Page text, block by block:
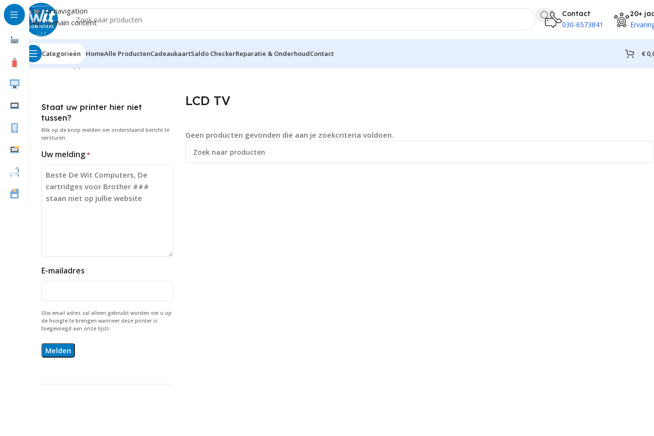
Skip to navigation
Skip to main content
Contact
030-6573841
20+
Categorieën HomeAlle ProductenCadeaukaartSaldo CheckerReparatie & OnderhoudContact €
Home Randapparatuur
Staat uw printer hier niet
tussen?
Klik op de knop melden om onderstaand bericht te
versturen.
Uw melding*
E-mailadres
(Uw email adres zal alleen gebruikt worden om u op
de hoogte te brengen wanneer deze printer is
toegevoegd aan onze lijst)
LCD TV
Geen producten gevonden die aan je zoekcriteria voldoen.